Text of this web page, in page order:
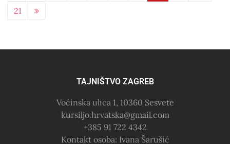
21
TAJNIŠTVO ZAGREB
Voćinska ulica 1, 10360 Sesvete
kursiljo.hrvatska@gmail.com
+385 91 722 4342
Kontakt osoba: Ivana Šarušić